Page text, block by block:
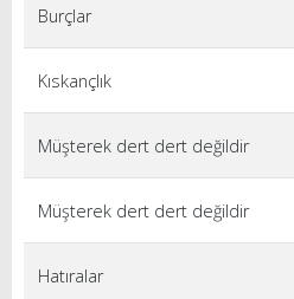
Burçlar
Kıskançlık
Müşterek dert dert değildir
Müşterek dert dert değildir
Hatıralar